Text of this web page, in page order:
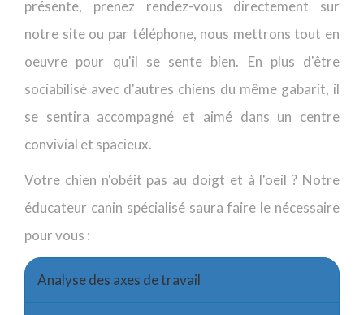
présente, prenez rendez-vous directement sur
notre site ou par téléphone, nous mettrons tout en
oeuvre pour qu'il se sente bien. En plus d'être
sociabilisé avec d'autres chiens du même gabarit, il
se sentira accompagné et aimé dans un centre
convivial et spacieux.
Votre chien n'obéit pas au doigt et à l'oeil ? Notre
éducateur canin spécialisé saura faire le nécessaire
pour vous :
Analyse des axes de travail